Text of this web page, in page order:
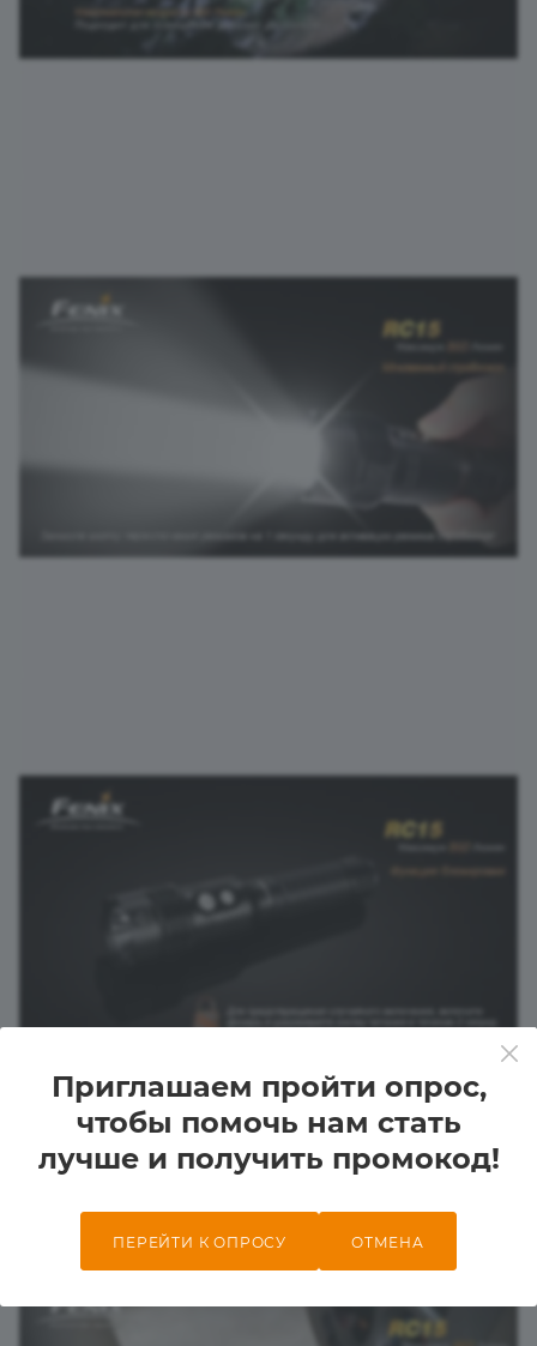
Приглашаем пройти опрос,
чтобы помочь нам стать
лучше и получить промокод!
ПЕРЕЙТИ К ОПРОСУ ОТМЕНА